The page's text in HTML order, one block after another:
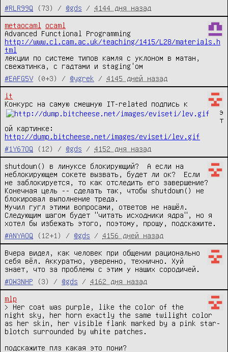
#RLR99Q
(73) / @gds / 4144 дня назад
metaocaml
ocaml
http://www.cl.cam.ac.uk/teaching/1415/L28/materials.h
tml
лекции по системе типов камля с уклоном в матан,
свежатинка, с гадтами и staging'ом
#EAFG5V
(0+3) / @ygrek / 4145 дней назад
it
Конкурс на самую смешную IT-related подпись к
э
т
http://dump.bitcheese.net/images/eviseti/lev.gif
#1Y67OQ
(12) / @gds / 4152 дня назад
shutdown() в линуксе блокирующий?  А если на
неблокирующем сокете вызвать, будет ли ок?  Если
не заблокируется, то как отследить его завершение?
Конечная цель -- сделать так, чтобы shutdown() не
блокировал выполнение треда.
Мучил гугл этими вопросами, ответов не нашёл.
Следующим шагом будет "читать исходники ядра", но я
хотел бы избежать этого, поэтому, прошу, подскажите.
#ANYAOQ
(12+1) / @gds / 4156 дней назад
Вчера видел, как человек при общении рационально
себя вёл. Аккуратно, уверенно, технично. Хуй
знает, что за проблемы с этим у наших сородичей.
#OW3NHP
(3) / @gds / 4162 дня назад
mlp
> Her coat was purple, like the color of the
night sky, her horn exactly the same twilight color
as her skin, her visible flank marked by a pink star-
blotch surrounded by white patches.
подскажите плз какая это пони?